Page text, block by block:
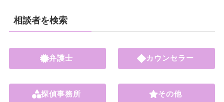
相談者を検索
弁護士
探偵事務所
カウンセラー
その他